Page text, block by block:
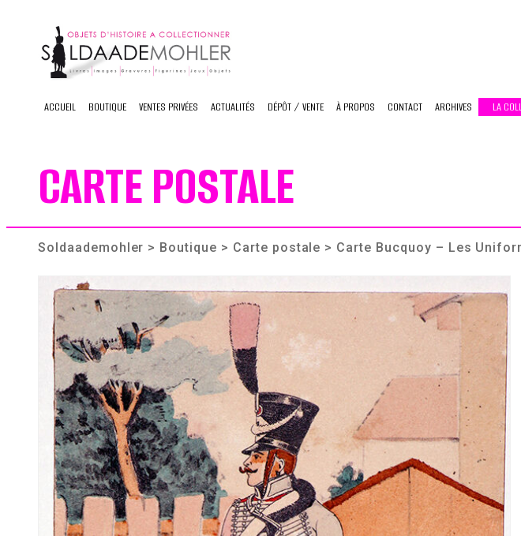
content
ACCUEIL BOUTIQUE VENTES PRIVÉES ACTUALITÉS DÉPÔT / VENTE À PROPOS CONTACT ARCHIVES LA
CARTE POSTALE
Soldaademohler > Boutique > Carte postale > Carte Bucquoy – Les